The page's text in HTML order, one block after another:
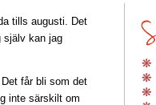
tills augusti. Det
själv kan jag
Det får bli som det
inte särskilt om